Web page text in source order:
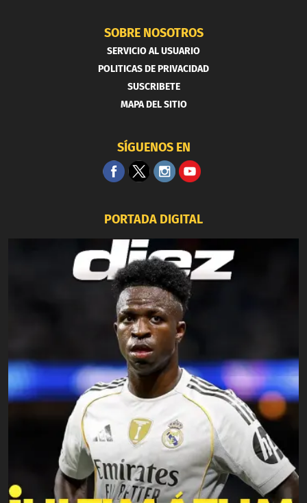
SOBRE NOSOTROS
SERVICIO AL USUARIO
POLITICAS DE PRIVACIDAD
SUSCRIBETE
MAPA DEL SITIO
SÍGUENOS EN
PORTADA DIGITAL